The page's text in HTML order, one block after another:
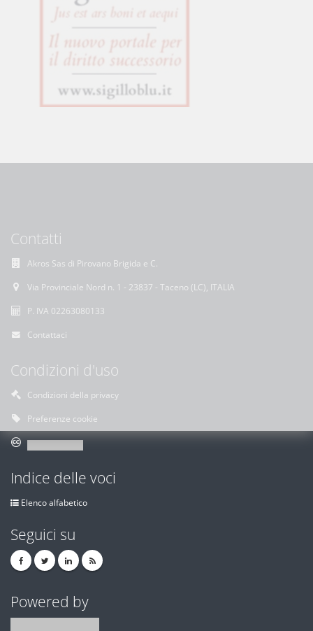
Contatti
Akros Sas di Pirovano Brigida e C.
Via Provinciale Nord n. 1 - 23837 - Taceno (LC), ITALIA
P. IVA 02263080133
Contattaci
Condizioni d'uso
Condizioni della privacy
Preferenze cookie
Indice delle voci
Elenco alfabetico
Seguici su
Powered by